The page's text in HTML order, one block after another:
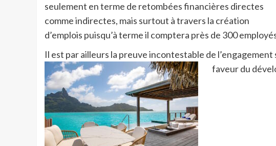
seulement en terme de retombées financières directes
comme indirectes, mais surtout à travers la création
d’emplois puisqu’à terme il comptera près de 300
Il est par ailleurs la preuve incontestable de
faveur du